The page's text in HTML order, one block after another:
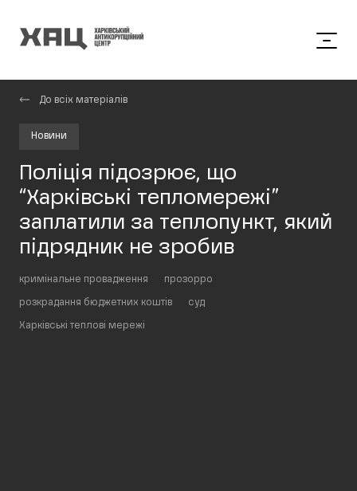
До всіх матеріалів
Новини
Поліція підозрює, що
“Харківські тепломережі”
заплатили за теплопункт, який
підрядник не зробив
кримінальне провадження прозорро
розкрадання бюджетних коштів суд
Харківські теплові мережі